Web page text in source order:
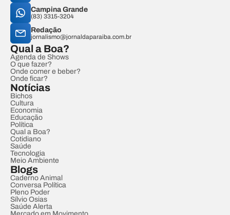
Campina Grande
(83) 3315-3204
Redação
jornalismo@jornaldaparaiba.com.br
Qual a Boa?
Agenda de Shows
O que fazer?
Onde comer e beber?
Onde ficar?
Notícias
Bichos
Cultura
Economia
Educação
Política
Qual a Boa?
Cotidiano
Saúde
Tecnologia
Meio Ambiente
Blogs
Caderno Animal
Conversa Política
Pleno Poder
Sílvio Osias
Saúde Alerta